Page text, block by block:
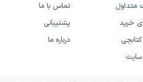
متداول
خرید
تماس با ما
پشتیبانی
درباره ما